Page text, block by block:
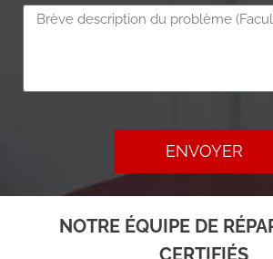
ENVOYER
NOTRE ÉQUIPE DE
CERTIFIÉS